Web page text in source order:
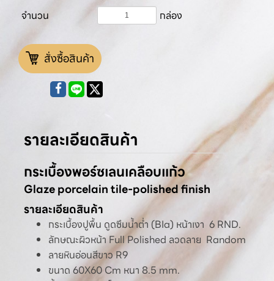
จำนวน กล่อง
สั่งซื้อสินค้า
รายละเอียดสินค้า
กระเบื้องพอร์ซเลนเคลือบแก้ว
Glaze porcelain tile-polished finish
รายละเอียดสินค้า
กระเบื้องปูพื้น ดูดซึมน้ำต่ำ (BIa) หน้าเงา 6 RND.
ลักษณะผิวหน้า Full Polished ลวดลาย Random
ลายหินอ่อนสีขาว R9
ขนาด 60X60 Cm หนา 8.5 mm.